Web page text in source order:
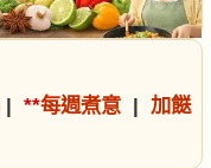
| **每週煮意 | 加餸